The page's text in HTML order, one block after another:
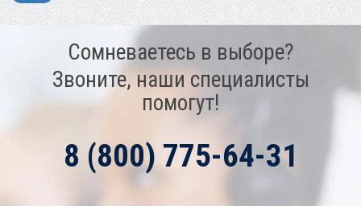
Сомневаетесь в выборе?
Звоните, наши специалисты
помогут!
8 (800) 775-64-31